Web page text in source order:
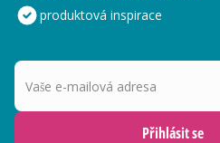
produktová inspirace
Vaše e-mailová adresa
Přihlásit se